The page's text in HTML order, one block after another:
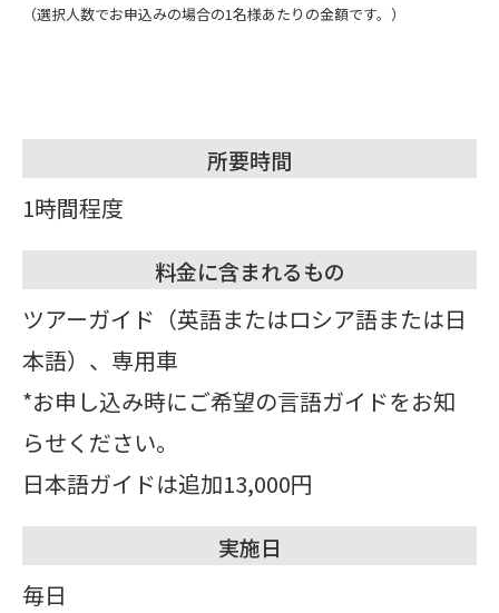
（選択人数でお申込みの場合の1名様あたりの金額です。）
所要時間
1時間程度
料金に含まれるもの
ツアーガイド（英語またはロシア語または日
本語）、専用車
*お申し込み時にご希望の言語ガイドをお知
らせください。
日本語ガイドは追加13,000円
実施日
毎日